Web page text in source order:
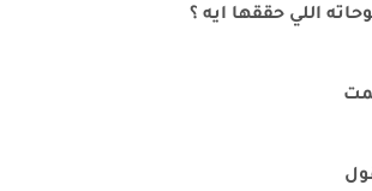
اللي حققها ايه ؟